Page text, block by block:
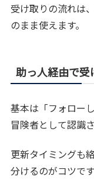
受け取りの流れは
のまま使えます。
助っ人経由で受
基本は「フォロー
冒険者として認識さ
更新タイミングも
分けるのがコツです